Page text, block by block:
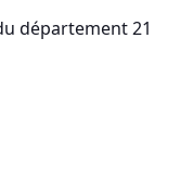
département 21